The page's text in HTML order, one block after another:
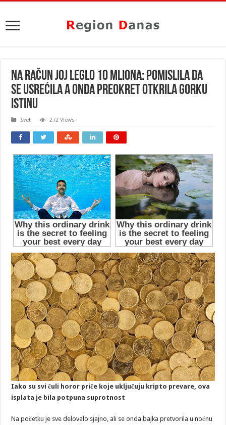
NA RAČUN JOJ LEGLO 10 MLIONA: Pomislila da
se usrećila a onda PREOKRET otkrila GORKU
ISTINU
Svet 272 Views
Iako su svi čuli horor priče koje uključuju kripto prevare, ova
isplata je bila potpuna suprotnost
Na početku je sve delovalo sjajno, ali se onda bajka pretvorila u noćnu